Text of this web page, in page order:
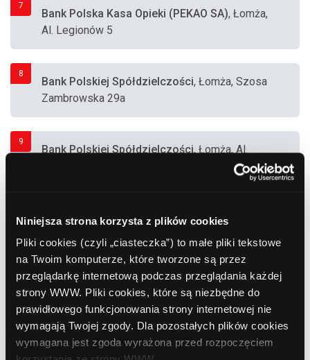
Niniejsza strona korzysta z plików cookies
Pliki cookies (czyli „ciasteczka”) to małe pliki tekstowe
na Twoim komputerze, które tworzone są przez
przeglądarkę internetową podczas przeglądania każdej
strony WWW. Pliki cookies, które są niezbędne do
prawidłowego funkcjonowania strony internetowej nie
wymagają Twojej zgody. Dla pozostałych plików cookies
wymagana jest zgoda wyrażona przed rozpoczęciem
7
Bank Polska Kasa Opieki (PEKAO SA), Łomża,
Al. Legionów 5
8
Bank Polskiej Spółdzielczości, Łomża, Szosa
Zambrowska 29a
9
Bank Polskiej Spółdzielczości, Łomża, Al.
Bank Polska Kasa Opieki (PEKAO SA)
11
Bank Polska Kasa Opieki (PEKAO SA)
, Łomża,
Małachowskiego 1
12
Euronet , Łomża, Al. Piłsudskiego 11